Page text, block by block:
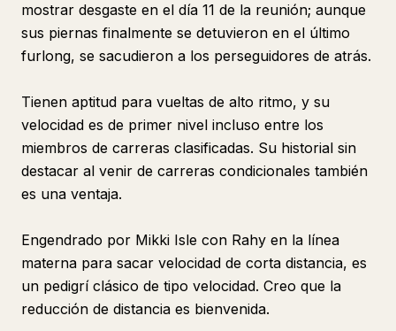
mostrar desgaste en el día 11 de la reunión; aunque
sus piernas finalmente se detuvieron en el último
furlong, se sacudieron a los perseguidores de atrás.
Tienen aptitud para vueltas de alto ritmo, y su
velocidad es de primer nivel incluso entre los
miembros de carreras clasificadas. Su historial sin
destacar al venir de carreras condicionales también
es una ventaja.
Engendrado por Mikki Isle con Rahy en la línea
materna para sacar velocidad de corta distancia, es
un pedigrí clásico de tipo velocidad. Creo que la
reducción de distancia es bienvenida.